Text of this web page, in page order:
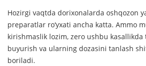
Hozirgi vaqtda dorixonalarda oshqozon
preparatlar ro‘yxati ancha katta. Ammo
kirishmaslik lozim, zero ushbu
buyurish va ularning dozasini tanlash
boriladi.